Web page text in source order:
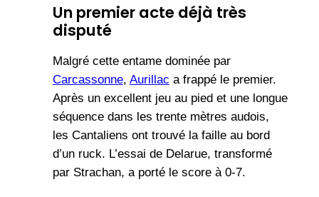
Un premier acte déjà très
disputé
Malgré cette entame dominée par
Carcassonne, Aurillac a frappé le premier.
Après un excellent jeu au pied et une longue
séquence dans les trente mètres audois,
les Cantaliens ont trouvé la faille au bord
d’un ruck. L’essai de Delarue, transformé
par Strachan, a porté le score à 0-7.